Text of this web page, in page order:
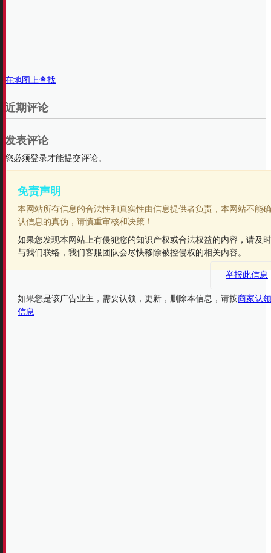
在地图上查找
近期评论
发表评论
您必须登录才能提交评论。
免责声明
本网站所有信息的合法性和真实性由信息提供者负责，本网站不能确
认信息的真伪，请慎重审核和决策！
如果您发现本网站上有侵犯您的知识产权或合法权益的内容，请及时
与我们联络，我们客服团队会尽快移除被控侵权的相关内容。
举报此信息
如果您是该广告业主，需要认领，更新，删除本信息，请按商家认领
信息